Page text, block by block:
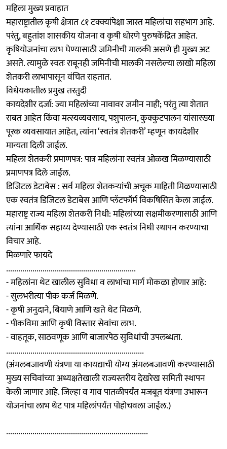
महिला मुख्य प्रवाहात
महाराष्ट्रातील कृषी क्षेत्रात ८१ टक्क्यांपेक्षा जास्त महिलांचा सहभाग आहे.
परंतु, बहुतांश शासकीय योजना व कृषी धोरणे पुरुषकेंद्रित आहेत.
कृषियोजनांचा लाभ घेण्यासाठी जमिनीची मालकी असणे ही मुख्य अट
असते. त्यामुळे स्वतः राबूनही जमिनीची मालकी नसलेल्या लाखो महिला
शेतकरी लाभापासून वंचित राहतात.
विधेयकातील प्रमुख तरतुदी
कायदेशीर दर्जा: ज्या महिलांच्या नावावर जमीन नाही; परंतु त्या शेतात
राबत आहेत किंवा मत्स्यव्यवसाय, पशुपालन, कुक्कुटपालन यांसारख्या
पूरक व्यवसायात आहेत, त्यांना ‘स्वतंत्र शेतकरी’ म्हणून कायदेशीर
मान्यता दिली जाईल.
महिला शेतकरी प्रमाणपत्र: पात्र महिलांना स्वतंत्र ओळख मिळण्यासाठी
प्रमाणपत्र दिले जाईल.
डिजिटल डेटाबेस : सर्व महिला शेतकऱ्यांची अचूक माहिती मिळण्यासाठी
एक स्वतंत्र डिजिटल डेटाबेस आणि प्लॅटफॉर्म विकषिसित केला जाईल.
महाराष्ट्र राज्य महिला शेतकरी निधी: महिलांच्या सक्षमीकरणासाठी आणि
त्यांना आर्थिक सहाय्य देण्यासाठी एक स्वतंत्र निधी स्थापन करण्याचा
विचार आहे.
मिळणारे फायदे
................................................................
- महिलांना थेट खालील सुविधा व लाभांचा मार्ग मोकळा होणार आहे:
- सुलभरीत्या पीक कर्ज मिळणे.
- कृषी अनुदाने, बियाणे आणि खते थेट मिळणे.
- पीकविमा आणि कृषी विस्तार सेवांचा लाभ.
- वाहतूक, साठवणूक आणि बाजारपेठ सुविधांची उपलब्धता.
....................................................................
(अंमलबजावणी यंत्रणा या कायद्याची योग्य अंमलबजावणी करण्यासाठी
मुख्य सचिवांच्या अध्यक्षतेखाली राज्यस्तरीय देखरेख समिती स्थापन
केली जाणार आहे. जिल्हा व गाव पातळीपर्यंत मजबूत यंत्रणा उभारून
योजनांचा लाभ थेट पात्र महिलांपर्यंत पोहोचवला जाईल.)
......................................................................